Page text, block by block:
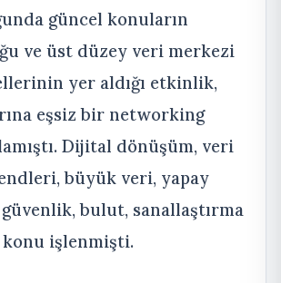
güncel konuların
ve üst düzey veri merkezi
yer aldığı etkinlik,
eşsiz bir networking
Dijital dönüşüm, veri
büyük veri, yapay
bulut, sanallaştırma
işlenmişti.